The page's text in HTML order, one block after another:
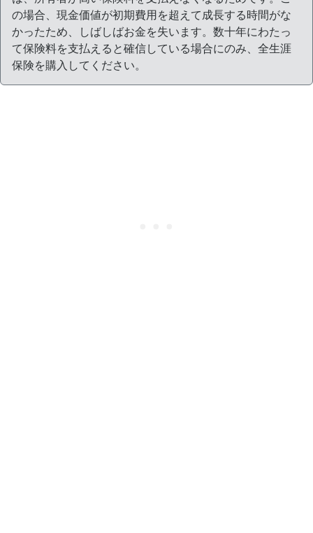
の場合、現金価値が初期費用を超えて成長する時間がな
かったため、しばしばお金を失います。数十年にわたっ
て保険料を支払えると確信している場合にのみ、全生涯
保険を購入してください。